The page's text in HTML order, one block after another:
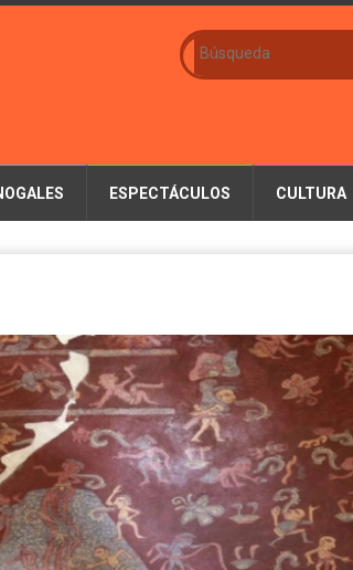
ESPECTÁCULOS CULTURA